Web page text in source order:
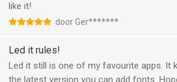
like it!
door Ger*******
Led it rules!
Led it still is one of my favourite apps. It
the latest version you can add fonts.